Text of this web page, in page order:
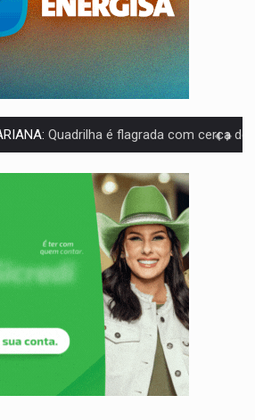
Quadrilha é flagrada com cerca de 200
TEIXEIRÃO:MPF cobra regularização fundiária da
NA ABERTURA:2ª Feira Rondônia Empreendedora segue no Espaço
Secretário da Seinfra de Porto Velho pede
INDÍGENA:Pirahã terão consultas e exames especializados durante
Dia dos pais deve movimentar R$ 8,5 bilhões e RO
Bailarina da Praça organiza celebração gratuita
Perseguição a embarcação no rio Madeira termina com
Prêmio acumula para R$ 165